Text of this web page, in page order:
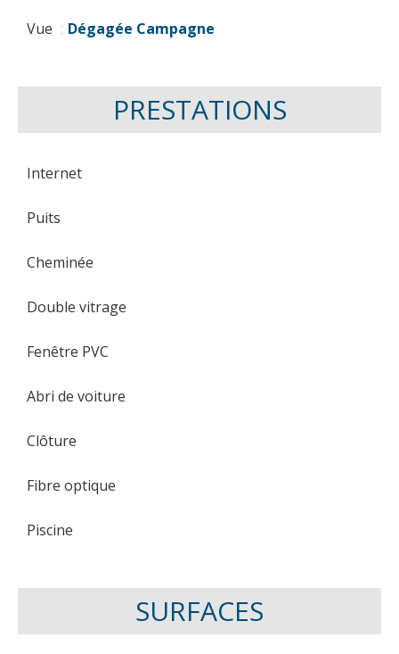
Vue Dégagée Campagne
PRESTATIONS
Internet
Puits
Cheminée
Double vitrage
Fenêtre PVC
Abri de voiture
Clôture
Fibre optique
Piscine
SURFACES